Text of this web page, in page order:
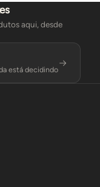
aqui, desde
está decidindo